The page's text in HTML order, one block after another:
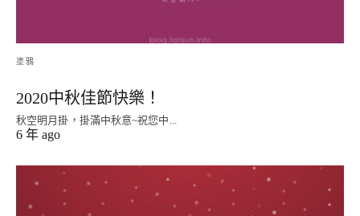
塗鴉
2020中秋佳節快樂！
秋空明月掛，掛滿中秋意~祝您中...
6 年 ago